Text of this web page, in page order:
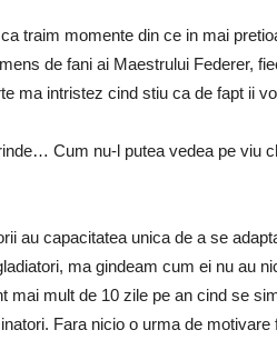
traim momente din ce in mai
de fani ai Maestrului Federer,
ma intristez cind stiu ca de fapt ii
Cum nu-l putea vedea pe viu
au capacitatea unica de a se
ma gindeam cum ei nu au
mult de 10 zile pe an cind se
Fara nicio o urma de motivare